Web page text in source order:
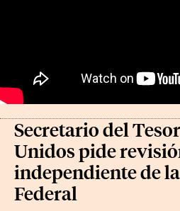
Secretario del
Unidos pide
independiente de
Federal